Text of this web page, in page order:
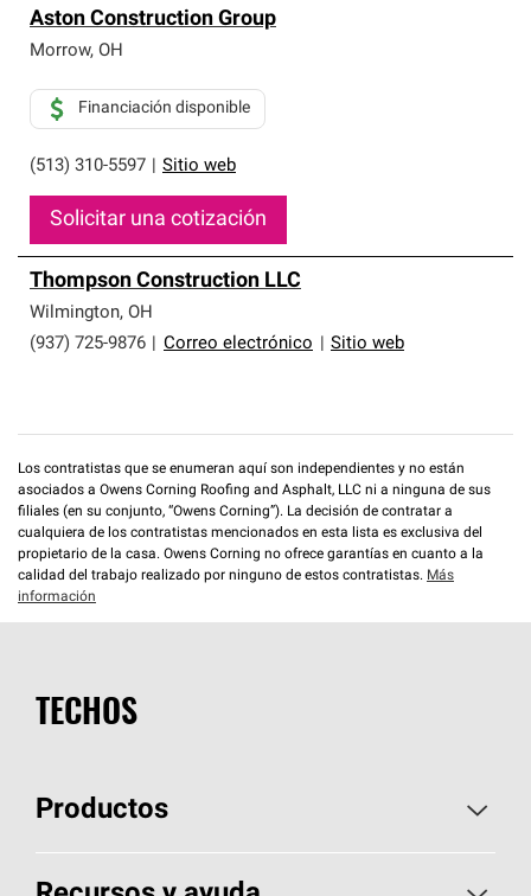
Aston Construction Group
Morrow, OH
(513) 310-5597 Sitio web
Financiación disponible
Solicitar una cotización
Thompson Construction LLC
Wilmington, OH
(937) 725-9876
Correo electrónico Sitio web
Los contratistas que se enumeran aquí son independientes y no están
asociados a Owens Corning Roofing and Asphalt, LLC ni a ninguna de sus
filiales (en su conjunto, “Owens Corning”). La decisión de contratar a
cualquiera de los contratistas mencionados en esta lista es exclusiva del
propietario de la casa. Owens Corning no ofrece garantías en cuanto a la
calidad del trabajo realizado por ninguno de estos contratistas. Más
información
TECHOS
Productos
Elija sus tejas